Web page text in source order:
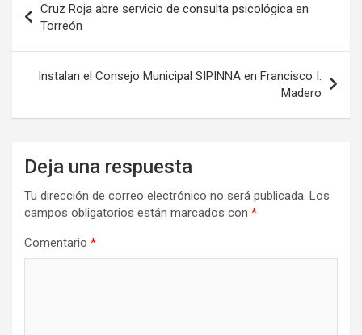
de
entradas
Cruz Roja abre servicio de consulta psicológica en
Torreón
Instalan el Consejo Municipal SIPINNA en Francisco I.
Madero
Deja una respuesta
Tu dirección de correo electrónico no será publicada. Los
campos obligatorios están marcados con *
Comentario *